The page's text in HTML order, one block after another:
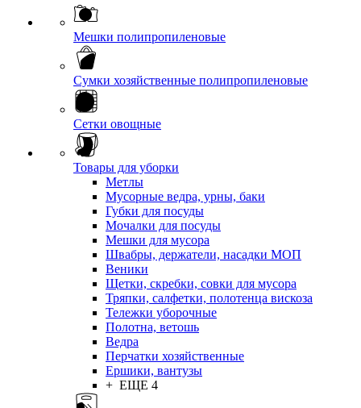
Мешки полипропиленовые
Сумки хозяйственные полипропиленовые
Сетки овощные
Товары для уборки
Метлы
Мусорные ведра, урны, баки
Губки для посуды
Мочалки для посуды
Мешки для мусора
Швабры, держатели, насадки МОП
Веники
Щетки, скребки, совки для мусора
Тряпки, салфетки, полотенца вискоза
Тележки уборочные
Полотна, ветошь
Ведра
Перчатки хозяйственные
Ершики, вантузы
+ ЕЩЕ 4